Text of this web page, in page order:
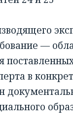
—
в